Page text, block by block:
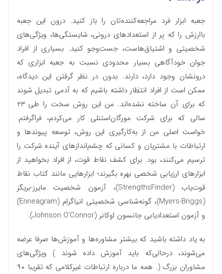
جعبه ابزار فرد مراجعه‌کننده‌تان را باز کنید. درون این جعبه‌
با‌ارزش را که پر از استعداد‌های درونی، شایستگی‌ها، ویژگی‌های
شخصیتی و اشتیاق‌هاست، جست‌وجو کنید. بسیاری از افراد
جوان خودآگاهی بسیار محدودی نسبت به جعبه ابزاری که
درونشان وجود دارد، دارند. بدون در نظر گرفتن این دیدگاه،
ممکن است از افراد انتظار داشته باشیم که به آدمی تبدیل شوند
که برای آن ساخته نشده‌اند. من این روش سخت را طی ۲۳
سالی که برای شرکت مورگان‌استنلی کار می‌کردم، فراگرفتم.
خواست اصلی من از به‌کارگیری این روش، توسعه‌ پیوند‌ها و
ارتباطات با مشتریان و کسانی که چشم‌اندازهای آینده شرکت را
ترسیم می‌کنند، بود. برای کشف نقاط قوت، از افراد بخواهید از
ابزارهای ارزیابی شخصی بهره بگیرند؛ ابزارهایی مانند کتاب نقاط
قوت‌یاب (StrengthsFinder)، آزمون شخصیت مایرز-بریگز
(Myers-Briggs)، گونه‌شناسی شخصیتی انیاگرام (Enneagram)
و آزمون استعدادیابی جانسون اوکانر (Johnson O’Connor).
به یاد داشته باشید که بیشتر مشاوره‌ها و آموزش‌ها صرفا عرضه
می‌شوند، در‌حالی‌که باید آموزش داده شوند ) ویژگی‌های
مشاوران بزرگ (. همه ما درباره ارتباطات غیرکلامی که تقریبا ۹۰